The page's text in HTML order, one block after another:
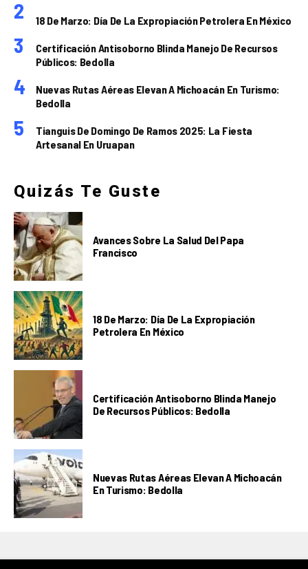
18 De Marzo: Día De La Expropiación Petrolera En México
Certificación Antisoborno Blinda Manejo De Recursos
Públicos: Bedolla
Nuevas Rutas Aéreas Elevan A Michoacán En Turismo:
Bedolla
Tianguis De Domingo De Ramos 2025: La Fiesta
Artesanal En Uruapan
Quizás Te Guste
Avances Sobre La Salud Del Papa
Francisco
18 De Marzo: Día De La Expropiación
Petrolera En México
Certificación Antisoborno Blinda Manejo
De Recursos Públicos: Bedolla
Nuevas Rutas Aéreas Elevan A Michoacán
En Turismo: Bedolla